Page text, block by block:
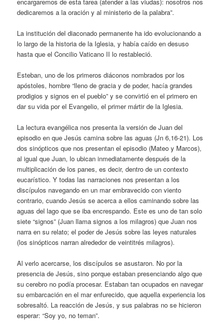
dedicaremos a la oración y al ministerio de la palabra”.
La institución del diaconado permanente ha ido evolucionando a
lo largo de la historia de la Iglesia, y había caído en desuso
hasta que el Concilio Vaticano II lo restableció.
Esteban, uno de los primeros diáconos nombrados por los
apóstoles, hombre “lleno de gracia y de poder, hacía grandes
prodigios y signos en el pueblo” y se convirtió en el primero en
dar su vida por el Evangelio, el primer mártir de la Iglesia.
La lectura evangélica nos presenta la versión de Juan del
episodio en que Jesús camina sobre las aguas (Jn 6,16-21). Los
dos sinópticos que nos presentan el episodio (Mateo y Marcos),
al igual que Juan, lo ubican inmediatamente después de la
multiplicación de los panes, es decir, dentro de un contexto
eucarístico. Y todas las narraciones nos presentan a los
discípulos navegando en un mar embravecido con viento
contrario, cuando Jesús se acerca a ellos caminando sobre las
aguas del lago que se iba encrespando. Este es uno de tan solo
siete “signos” (Juan llama signos a los milagros) que Juan nos
narra en su relato; el poder de Jesús sobre las leyes naturales
(los sinópticos narran alrededor de veintitrés milagros).
Al verlo acercarse, los discípulos se asustaron. No por la
presencia de Jesús, sino porque estaban presenciando algo que
su cerebro no podía procesar. Estaban tan ocupados en navegar
su embarcación en el mar enfurecido, que aquella experiencia los
sobresaltó. La reacción de Jesús, y sus palabras no se hicieron
esperar: “Soy yo, no teman”.